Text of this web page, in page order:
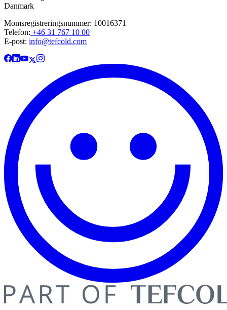
Danmark
Momsregistreringsnummer: 10016371
Telefon: +46 31 767 10 00
E-post: info@tefcold.com